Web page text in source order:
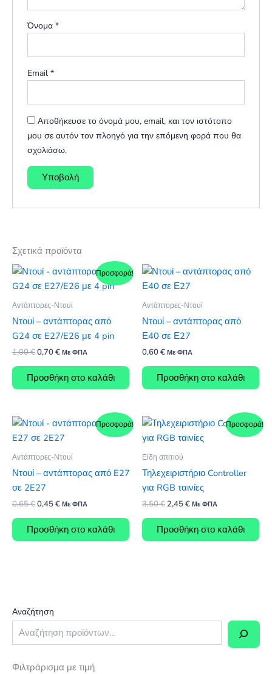
Όνομα*
Email*
Αποθήκευσε το όνομά μου, email, και τον ιστότοπο
μου σε αυτόν τον πλοηγό για την επόμενη φορά που θα
σχολιάσω.
Σχετικά προϊόντα
Προσφορά!
Αντάπτορες-Ντουί
Ντουί – αντάπτορας από
G24 σε E27/E26 με 4 pin
1,00€Original
was:
1,00 €.
0,70€Η
είναι:
Με ΦΠΑ
Προσθήκη στο καλάθι
Αντάπτορες-Ντουί
Ντουί – αντάπτορας από
Ε40 σε Ε27
0,60€ Με ΦΠΑ
Προσθήκη στο καλάθι
Προσφορά!
Αντάπτορες-Ντουί
Ντουί – αντάπτορας από E27
σε 2E27
0,65€Original
was:
0,65 €.
0,45€Η
είναι:
0,45 €.
Με ΦΠΑ
Προσθήκη στο καλάθι
Προσφορά!
Είδη σπιτιού
Τηλεχειριστήριο Controller
για RGB ταινίες
3,50€ Original
was:
3,50 €.
2,45€Η
είναι:
2,45 €.
Με ΦΠΑ
Προσθήκη στο καλάθι
Αναζήτηση
Φιλτράρισμα με τιμή